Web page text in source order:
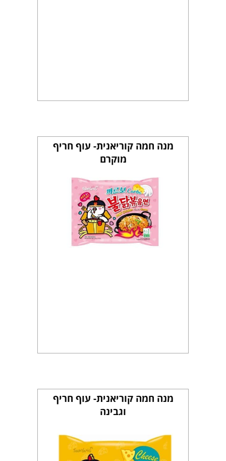
מנה חמה קוריאנית- עוף חריף
מוקרם
מנה חמה קוריאנית- עוף חריף
וגבינה